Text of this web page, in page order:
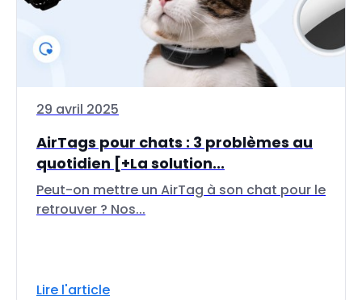
29 avril 2025
AirTags pour chats : 3 problèmes au
quotidien [+La solution...
Peut-on mettre un AirTag à son chat pour le
retrouver ? Nos...
Lire l'article